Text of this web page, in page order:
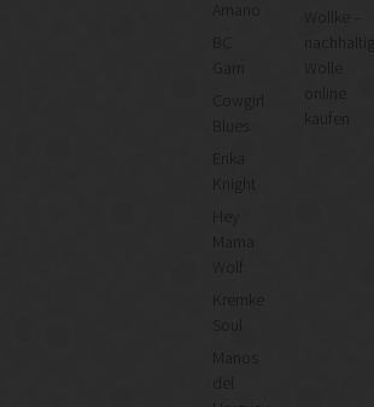
Cowgirl
Knight
Mama
Wolf
Kremke
Manos
Wollke –
nachhaltige
kaufen